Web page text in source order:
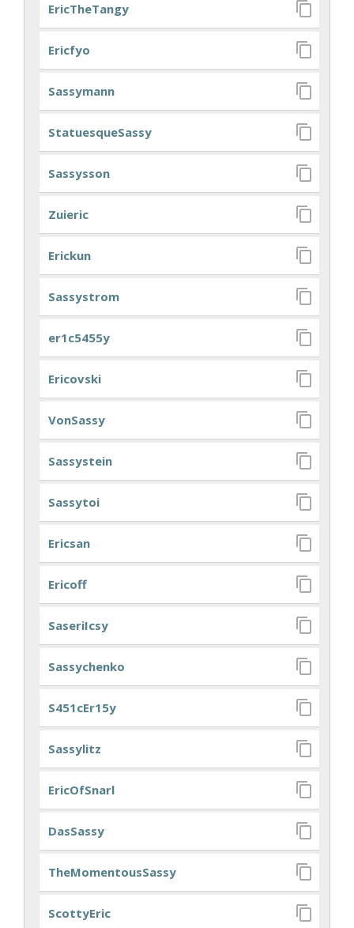
EricTheTangy
Ericfyo
Sassymann
StatuesqueSassy
Sassysson
Zuieric
Erickun
Sassystrom
er1c5455y
Ericovski
VonSassy
Sassystein
Sassytoi
Ericsan
Ericoff
SaseriIcsy
Sassychenko
S451cEr15y
Sassylitz
EricOfSnarl
DasSassy
TheMomentousSassy
ScottyEric